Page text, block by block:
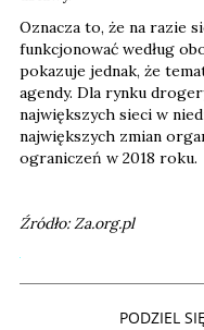
Oznacza to, że na razie
funkcjonować według
pokazuje jednak, że
agendy. Dla rynku
największych sieci w
największych zmian
ograniczeń w 2018 roku.
Źródło: Za.org.pl
PODZIEL